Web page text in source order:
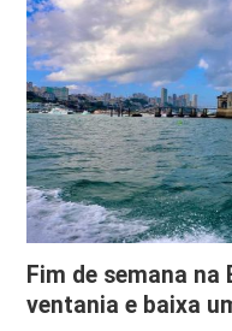
Fim de semana
ventania e baixa